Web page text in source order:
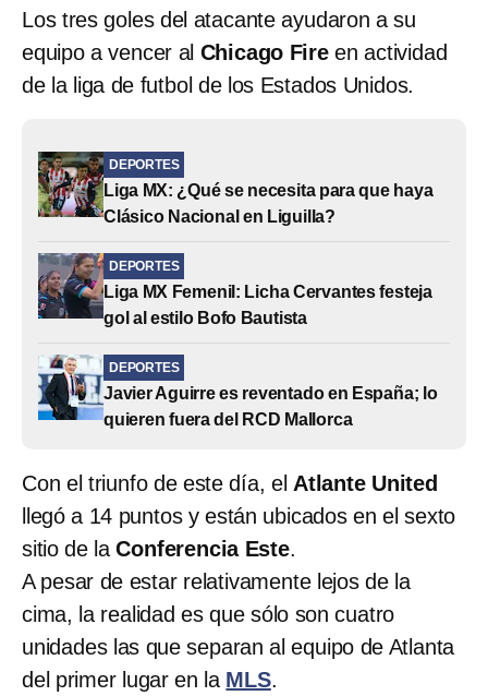
Los tres goles del atacante ayudaron a su
equipo a vencer al Chicago Fireen actividad
de la liga de futbol de los Estados Unidos.
DEPORTES
Liga MX: ¿Qué se necesita para que haya
Clásico Nacional en Liguilla?
DEPORTES
Liga MX Femenil: Licha Cervantes festeja
gol al estilo Bofo Bautista
DEPORTES
Javier Aguirre es reventado en España; lo
quieren fuera del RCD Mallorca
Con el triunfo de este día, el Atlante United
llegó a 14 puntos y están ubicados en el sexto
sitio de laConferencia Este.
A pesar de estar relativamente lejos de la
cima, la realidad es que sólo son cuatro
unidades las que separan al equipo de Atlanta
del primer lugar en la MLS.